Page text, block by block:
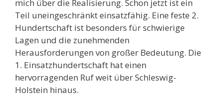
mich über die Realisierung. Schon jetzt ist ein
Teil uneingeschränkt einsatzfähig. Eine feste 2.
Hundertschaft ist besonders für schwierige
Lagen und die zunehmenden
Herausforderungen von großer Bedeutung. Die
1. Einsatzhundertschaft hat einen
hervorragenden Ruf weit über Schleswig-
Holstein hinaus.